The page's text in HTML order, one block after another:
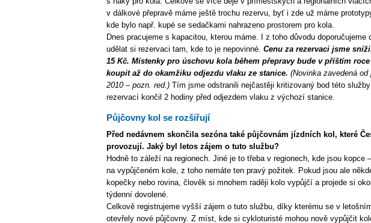
v dálkové přepravě máme ještě trochu rezervu, byť i zde už máme
kde bylo např. kupé se sedačkami nahrazeno prostorem pro kola.
Dnes pracujeme s kapacitou, kterou máme. I z toho důvodu doporučujeme
udělat si rezervaci tam, kde to je nepovinné. Cenu za rezervaci jsme
15 Kč. Místenky pro úschovu kola během přepravy bude v příštím
koupit až do okamžiku odjezdu vlaku ze stanice. (Novinka zavedená od
2010 – pozn. red.) Tím jsme odstranili nejčastěji kritizovaný bod této
rezervací končil 2 hodiny před odjezdem vlaku z výchozí stanice.
Půjčovny kol se rozšiřují
Před nedávnem skončila sezóna také půjčovnám jízdních kol, které
provozují. Jaký byl letos zájem o tuto službu?
Hodně to záleží na regionech. Jiné je to třeba v regionech, kde jsou kopce
na vypůjčeném kole, z toho nemáte ten pravý požitek. Pokud jsou ale
kopečky nebo rovina, člověk si mnohem raději kolo vypůjčí a projede si
týdenní dovolené.
Celkově registrujeme vyšší zájem o tuto službu, díky kterému se v
otevřely nové půjčovny. Z míst, kde si cykloturisté mohou nově vypůjčit